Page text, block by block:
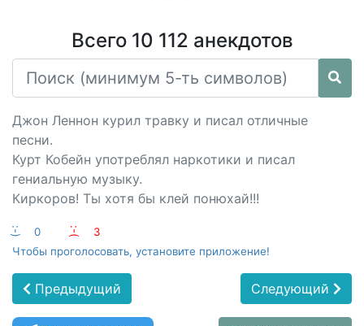
Всего 10 112 анекдотов
Джон Леннон курил травку и писал отличные
песни.
Курт Кобейн употреблял наркотики и писал
гениальную музыку.
Киркоров! Ты хотя бы клей понюхай!!!
:-) 0 :-(
3
Чтобы проголосовать, установите приложение!
Предыдущий Следующий